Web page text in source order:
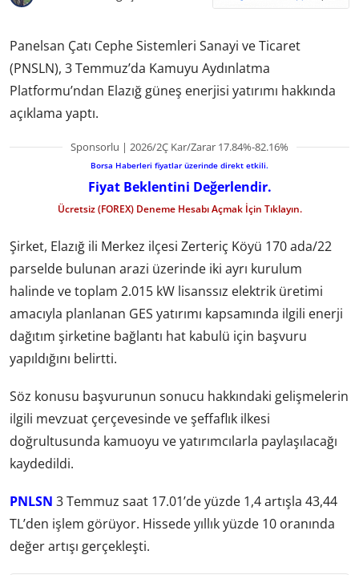
Panelsan Çatı Cephe Sistemleri Sanayi ve Ticaret
(PNSLN), 3 Temmuz’da Kamuyu Aydınlatma
Platformu’ndan Elazığ güneş enerjisi yatırımı hakkında
açıklama yaptı.
Sponsorlu | 2026/2Ç Kar/Zarar 17.84%-82.16%
Borsa Haberleri fiyatlar üzerinde direkt etkili.
Fiyat Beklentini Değerlendir.
Ücretsiz (FOREX) Deneme Hesabı Açmak İçin Tıklayın.
Şirket, Elazığ ili Merkez ilçesi Zerteriç Köyü 170 ada/22
parselde bulunan arazi üzerinde iki ayrı kurulum
halinde ve toplam 2.015 kW lisanssız elektrik üretimi
amacıyla planlanan GES yatırımı kapsamında ilgili enerji
dağıtım şirketine bağlantı hat kabulü için başvuru
yapıldığını belirtti.
Söz konusu başvurunun sonucu hakkındaki gelişmelerin
ilgili mevzuat çerçevesinde ve şeffaflık ilkesi
doğrultusunda kamuoyu ve yatırımcılarla paylaşılacağı
kaydedildi.
PNLSN 3 Temmuz saat 17.01’de yüzde 1,4 artışla 43,44
TL’den işlem görüyor. Hissede yıllık yüzde 10 oranında
değer artışı gerçekleşti.